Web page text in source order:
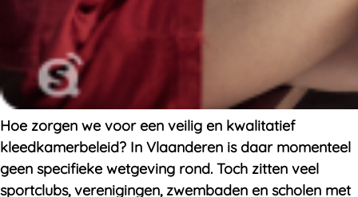
Hoe zorgen we voor een veilig en kwalitatief
kleedkamerbeleid? In Vlaanderen is daar momenteel
geen specifieke wetgeving rond. Toch zitten veel
sportclubs, verenigingen, zwembaden en scholen met